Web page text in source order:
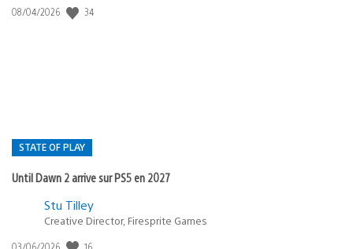
Date
08/04/2026 34
STATE OF PLAY
Until Dawn 2 arrive sur PS5 en 2027
Postée
:
Stu Tilley
Creative Director, Firesprite Games
Date
03/06/2026 16